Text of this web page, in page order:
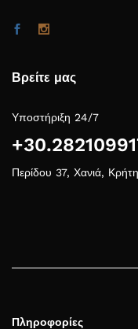
Βρείτε μας
Υποστήριξη 24/7
Περίδου 37, Χανιά, Κρήτη
Πληροφορίες